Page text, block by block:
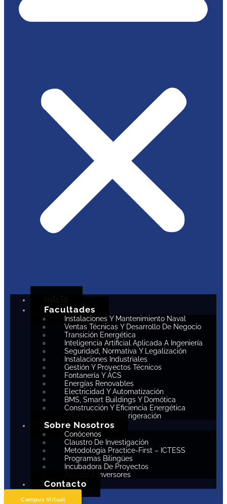
Inicio
Facultades
Instalaciones Y Mantenimiento Naval
Ventas Técnicas Y Desarrollo De Negocio
Transición Energética
Inteligencia Artificial Aplicada A Ingeniería
Seguridad, Normativa Y Legalización
Instalaciones Industriales
Gestión Y Proyectos Técnicos
Fontanería Y ACS
Energías Renovables
Electricidad Y Automatización
BMS, Smart Buildings Y Domótica
Construcción Y Eficiencia Energética
Climatización Y Refrigeración
Sobre Nosotros
Conócenos
Claustro De Investigación
Metodología Practice-First – ICTESS
Programas Bilingües
Incubadora De Proyectos
Acceso A Inversores
Contacto
Campus Virtual